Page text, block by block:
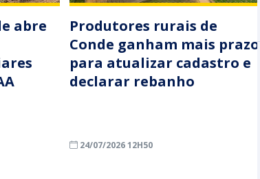
abre
Produtores rurais de
Conde ganham mais prazo
para atualizar cadastro e
declarar rebanho
24/07/2026 12H50